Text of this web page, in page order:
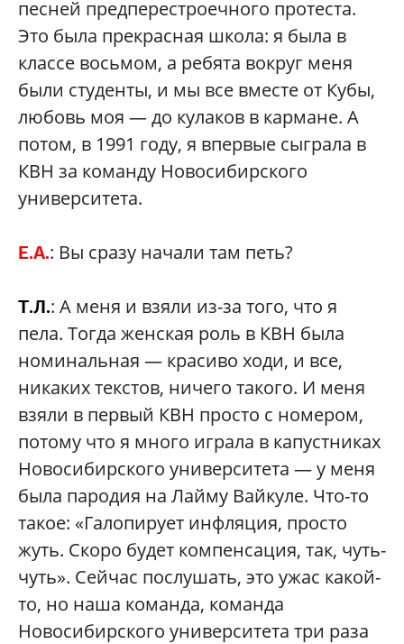
песней предперестроечного протеста.
Это была прекрасная школа: я была в
классе восьмом, а ребята вокруг меня
были студенты, и мы все вместе от Кубы,
любовь моя — до кулаков в кармане. А
потом, в 1991 году, я впервые сыграла в
КВН за команду Новосибирского
университета.
Е.А.: Вы сразу начали там петь?
Т.Л.: А меня и взяли из-за того, что я
пела. Тогда женская роль в КВН была
номинальная — красиво ходи, и все,
никаких текстов, ничего такого. И меня
взяли в первый КВН просто с номером,
потому что я много играла в капустниках
Новосибирского университета — у меня
была пародия на Лайму Вайкуле. Что-то
такое: «Галопирует инфляция, просто
жуть. Скоро будет компенсация, так, чуть-
чуть». Сейчас послушать, это ужас какой-
то, но наша команда, команда
Новосибирского университета три раза